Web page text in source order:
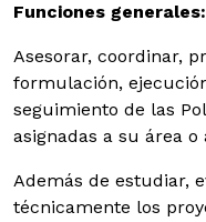
Funciones generales:
Asesorar, coordinar,
formulación,
seguimiento de las
asignadas a su área o
Además de estudiar,
técnicamente los